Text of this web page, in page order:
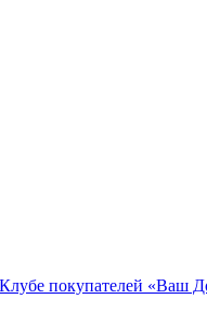
покупателей «Ваш